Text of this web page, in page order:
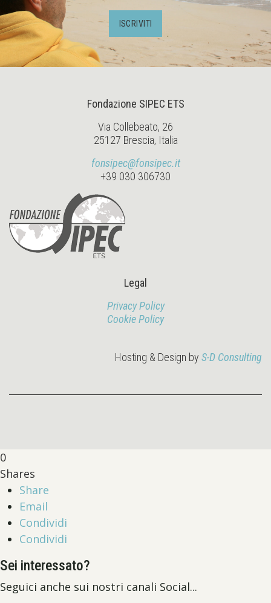
ISCRIVITI
Fondazione SIPEC ETS
Via Collebeato, 26
25127 Brescia, Italia
fonsipec@fonsipec.it
+39 030 306730
Legal
Privacy Policy
Cookie Policy
Hosting & Design by S-D Consulting
0
Shares
Share
Email
Condividi
Condividi
Sei interessato?
Seguici anche sui nostri canali Social...